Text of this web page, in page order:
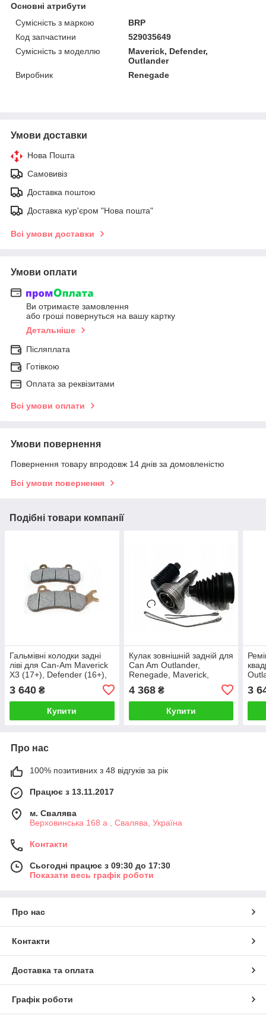
Основні атрибути
Сумісність з маркою
BRP
Код запчастини
529035649
Сумісність з моделлю
Maverick, Defender,
Outlander
Виробник
Renegade
Умови доставки
Нова Пошта
Самовивіз
Доставка поштою
Доставка кур'єром "Нова пошта"
Всі умови доставки
Умови оплати
Ви отримаєте замовлення
або гроші повернуться на вашу картку
Детальніше
Післяплата
Готівкою
Оплата за реквізитами
Всі умови оплати
Умови повернення
Повернення товару впродовж 14 днів за домовленістю
Всі умови повернення
Подібні товари компанії
Гальмівні колодки задні
ліві для Can-Am Maverick
X3 (17+), Defender (16+),
715900386
3 640 ₴
Купити
Кулак зовнішній задній для
Can Am Outlander,
Renegade, Maverick,
705501776
4 368₴
Купити
3
Про нас
100% позитивних з 48 відгуків за рік
Працює з 13.11.2017
м. Свалява
Верховинська 168 а , Свалява, Україна
Контакти
Сьогодні працює з 09:30 до 17:30
Показати весь графік роботи
Про нас
Контакти
Доставка та оплата
Графік роботи